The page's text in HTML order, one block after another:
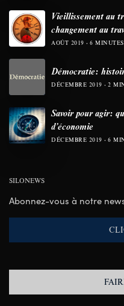
Vieillissement au
changement au
AOÛT 2019 6 MINUTES
Démocratie:
DÉCEMBRE 2019 2
Savoir pour agir:
d’économie
DÉCEMBRE 2019 6
SILONEWS
Abonnez-vous à notre